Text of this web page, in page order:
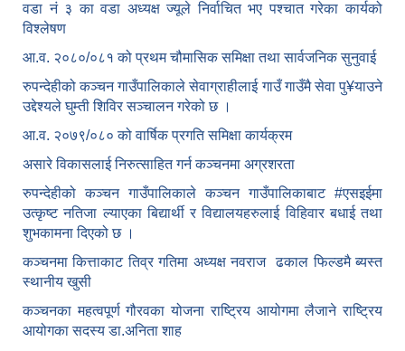
वडा नं ३ का वडा अध्यक्ष ज्यूले निर्वाचित भए पश्चात गरेका कार्यको
विश्लेषण
आ.व. २०८०/०८१ को प्रथम चौमासिक समिक्षा तथा सार्वजनिक सुनुवाई
रुपन्देहीको कञ्चन गाउँपालिकाले सेवाग्राहीलाई गाउँ गाउँमै सेवा पु¥याउने
उद्देश्यले घुम्ती शिविर सञ्चालन गरेको छ ।
आ.व. २०७९/०८० को वार्षिक प्रगति समिक्षा कार्यक्रम
असारे विकासलाई निरुत्साहित गर्न कञ्चनमा अग्रशरता
रुपन्देहीको कञ्चन गाउँपालिकाले कञ्चन गाउँपालिकाबाट #एसइईमा
उत्कृष्ट नतिजा ल्याएका बिद्यार्थी र विद्यालयहरुलाई विहिवार बधाई तथा
शुभकामना दिएको छ ।
कञ्चनमा कित्ताकाट तिव्र गतिमा अध्यक्ष नवराज ढकाल फिल्डमै ब्यस्त
स्थानीय खुसी
कञ्चनका महत्वपूर्ण गौरवका योजना राष्ट्रिय आयोगमा लैजाने राष्ट्रिय
आयोगका सदस्य डा.अनिता शाह